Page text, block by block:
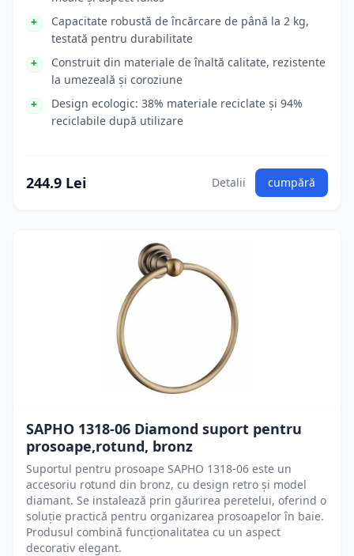
Capacitate robustă de încărcare de până la 2 kg,
testată pentru durabilitate
Construit din materiale de înaltă calitate, rezistente
la umezeală și coroziune
Design ecologic: 38% materiale reciclate și 94%
reciclabile după utilizare
244.9 Lei Detalii cumpără
SAPHO 1318-06 Diamond suport pentru
prosoape,rotund, bronz
Suportul pentru prosoape SAPHO 1318-06 este un
accesoriu rotund din bronz, cu design retro și model
diamant. Se instalează prin găurirea peretelui, oferind o
soluție practică pentru organizarea prosoapelor în baie.
Produsul combină funcționalitatea cu un aspect
decorativ elegant.